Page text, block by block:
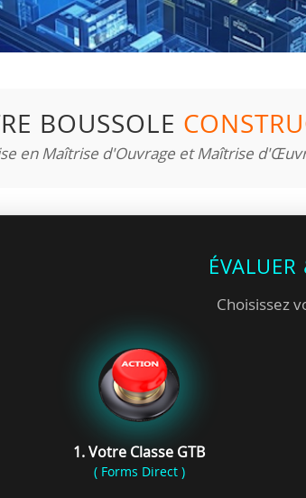
BOUSSOLE
en Maîtrise d'Ouvrage et Maîtrise
Choisissez
1. Votre Classe GTB
( Forms Direct )